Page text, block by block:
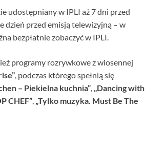
udostępniany w IPLI aż 7 dni przed
dzień przed emisją telewizyjną – w
bezpłatnie zobaczyć w IPLI.
programy rozrywkowe z wiosennej
, podczas którego spełnią się
– Piekielna kuchnia”, „Dancing with
CHEF”, „Tylko muzyka. Must Be The